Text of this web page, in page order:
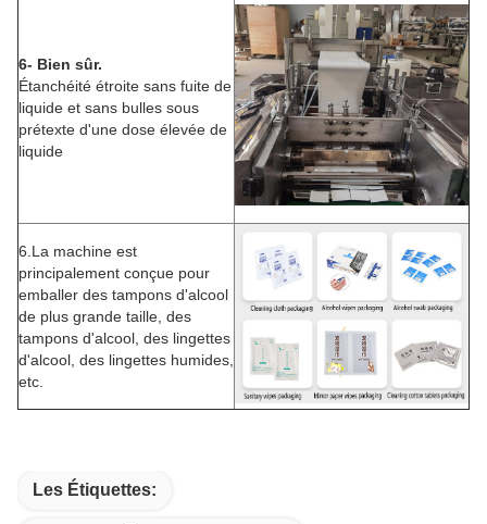
6- Bien sûr.
Étanchéité étroite sans fuite de
liquide et sans bulles sous
prétexte d'une dose élevée de
liquide
6. La machine est
principalement conçue pour
emballer des tampons d'alcool
de plus grande taille, des
tampons d'alcool, des lingettes
d'alcool, des lingettes humides,
etc.
Les Étiquettes: